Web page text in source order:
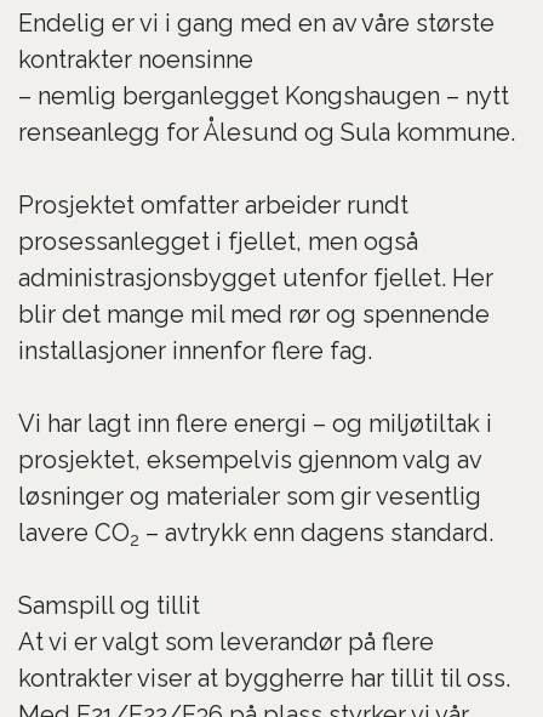
Endelig er vi i gang med en av våre største
kontrakter noensinne
– nemlig berganlegget Kongshaugen – nytt
renseanlegg for Ålesund og Sula kommune.
Prosjektet omfatter arbeider rundt
prosessanlegget i fjellet, men også
administrasjonsbygget utenfor fjellet. Her
blir det mange mil med rør og spennende
installasjoner innenfor flere fag.
Vi har lagt inn flere energi – og miljøtiltak i
prosjektet, eksempelvis gjennom valg av
løsninger og materialer som gir vesentlig
lavere CO2 – avtrykk enn dagens standard.
Samspill og tillit
At vi er valgt som leverandør på flere
kontrakter viser at byggherre har tillit til oss.